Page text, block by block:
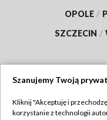
OPOLE /
SZCZECIN /
Szanujemy Twoją
Kliknij "Akceptuję i
korzystanie z technologii